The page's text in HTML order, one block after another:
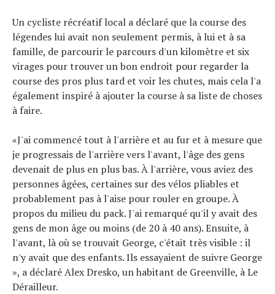
Un cycliste récréatif local a déclaré que la course des
légendes lui avait non seulement permis, à lui et à sa
famille, de parcourir le parcours d'un kilomètre et six
virages pour trouver un bon endroit pour regarder la
course des pros plus tard et voir les chutes, mais cela l'a
également inspiré à ajouter la course à sa liste de choses
à faire.
«J'ai commencé tout à l'arrière et au fur et à mesure que
je progressais de l'arrière vers l'avant, l'âge des gens
devenait de plus en plus bas. À l'arrière, vous aviez des
personnes âgées, certaines sur des vélos pliables et
probablement pas à l'aise pour rouler en groupe. À
propos du milieu du pack. J'ai remarqué qu'il y avait des
gens de mon âge ou moins (de 20 à 40 ans). Ensuite, à
l'avant, là où se trouvait George, c'était très visible : il
n'y avait que des enfants. Ils essayaient de suivre George
», a déclaré Alex Dresko, un habitant de Greenville, à Le
Dérailleur.